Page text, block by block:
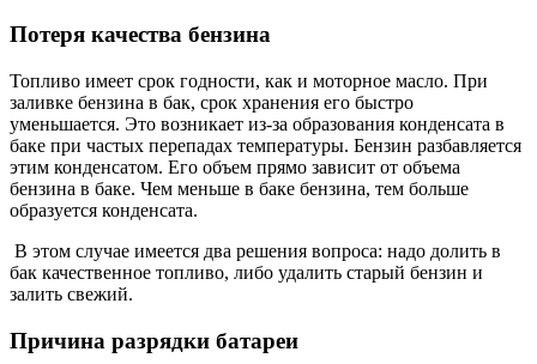
Потеря качества бензина
Топливо имеет срок годности, как и моторное масло. При
заливке бензина в бак, срок хранения его быстро
уменьшается. Это возникает из-за образования конденсата в
баке при частых перепадах температуры. Бензин разбавляется
этим конденсатом. Его объем прямо зависит от объема
бензина в баке. Чем меньше в баке бензина, тем больше
образуется конденсата.
В этом случае имеется два решения вопроса: надо долить в
бак качественное топливо, либо удалить старый бензин и
залить свежий.
Причина разрядки батареи